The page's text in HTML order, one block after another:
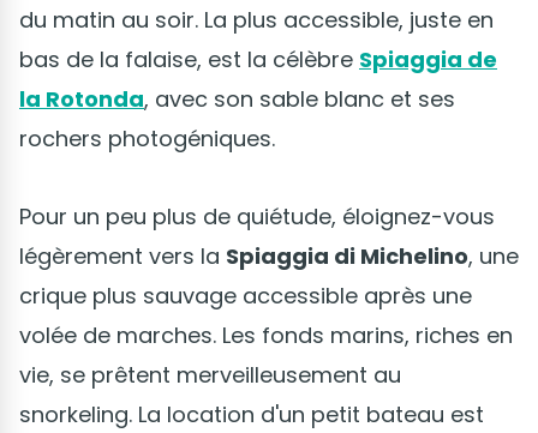
du matin au soir. La plus accessible, juste en
bas de la falaise, est la célèbre Spiaggia de
la Rotonda, avec son sable blanc et ses
rochers photogéniques.
Pour un peu plus de quiétude, éloignez-vous
légèrement vers la Spiaggia di Michelino, une
crique plus sauvage accessible après une
volée de marches. Les fonds marins, riches en
vie, se prêtent merveilleusement au
snorkeling. La location d'un petit bateau est